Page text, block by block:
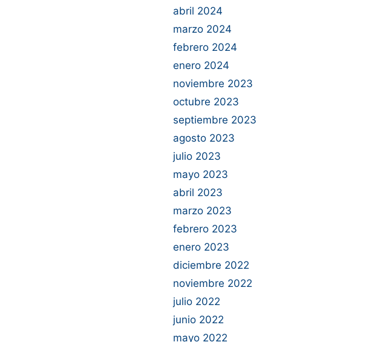
abril 2024
marzo 2024
febrero 2024
enero 2024
noviembre 2023
octubre 2023
septiembre 2023
agosto 2023
julio 2023
mayo 2023
abril 2023
marzo 2023
febrero 2023
enero 2023
diciembre 2022
noviembre 2022
julio 2022
junio 2022
mayo 2022